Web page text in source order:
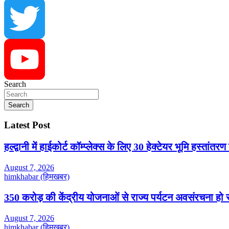
Instagram
Twitter
YouTube
Search
Search
Latest Post
हल्द्वानी में हाईकोर्ट कॉम्प्लेक्स के लिए 30 हेक्टेयर भूमि
August 7, 2026
himkhabar (हिमखबर)
350 करोड़ की केंद्रीय योजनाओं से राज्य पर्यटन अवसंरचना हो
August 7, 2026